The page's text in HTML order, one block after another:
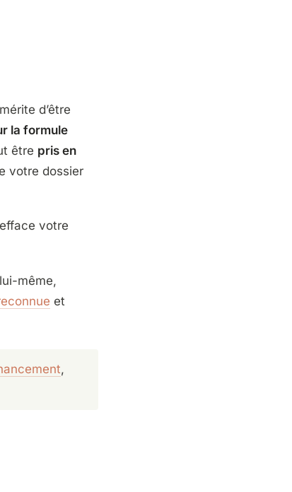
d’être
la formule
être pris en
votre dossier
votre
même,
et
,